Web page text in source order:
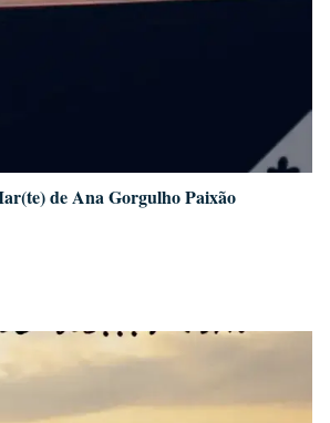
de Ana Gorgulho Paixão